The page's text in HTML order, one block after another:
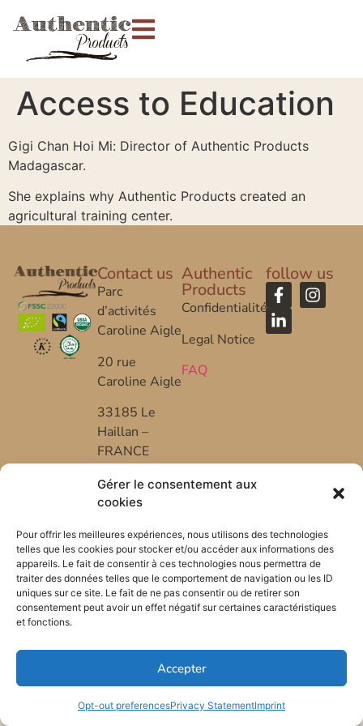
Gérer le consentement aux
cookies
Pour offrir les meilleures expériences, nous utilisons des technologies
telles que les cookies pour stocker et/ou accéder aux informations des
appareils. Le fait de consentir à ces technologies nous permettra de
traiter des données telles que le comportement de navigation ou les ID
uniques sur ce site. Le fait de ne pas consentir ou de retirer son
consentement peut avoir un effet négatif sur certaines caractéristiques
et fonctions.
Accepter
Opt-out preferencesPrivacy StatementImprint
Access to Education
Gigi Chan Hoi Mi: Director of Authentic Products
Madagascar.
She explains why Authentic Products created an
agricultural training center.
Contact us
Parc
d’activités
Caroline Aigle
20 rue
Caroline Aigle
33185 Le
Haillan –
FRANCE
+33 (0) 5 57
53 08 10
*FR-BIO-01
Authentic
Products
Confidentialité
Legal Notice
FAQ
follow us